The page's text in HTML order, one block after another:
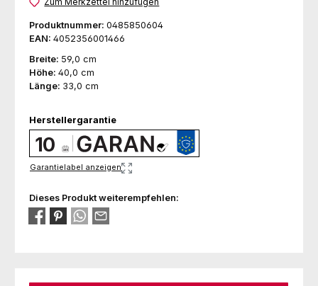
Produktnummer: 0485850604
EAN: 4052356001466
Breite: 59,0 cm
Höhe: 40,0 cm
Länge: 33,0 cm
Herstellergarantie
10
Garantielabel anzeigen
Dieses Produkt weiterempfehlen: